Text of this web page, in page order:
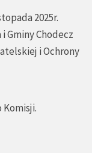
2025r.
Gminy Chodecz
i Ochrony
Komisji.